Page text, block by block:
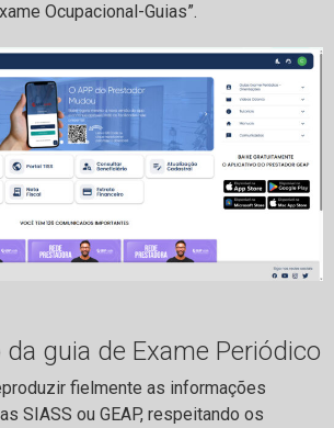
Ocupacional-Guias”.
guia de Exame Periódico
fielmente as informações
SIASS ou GEAP, respeitando os